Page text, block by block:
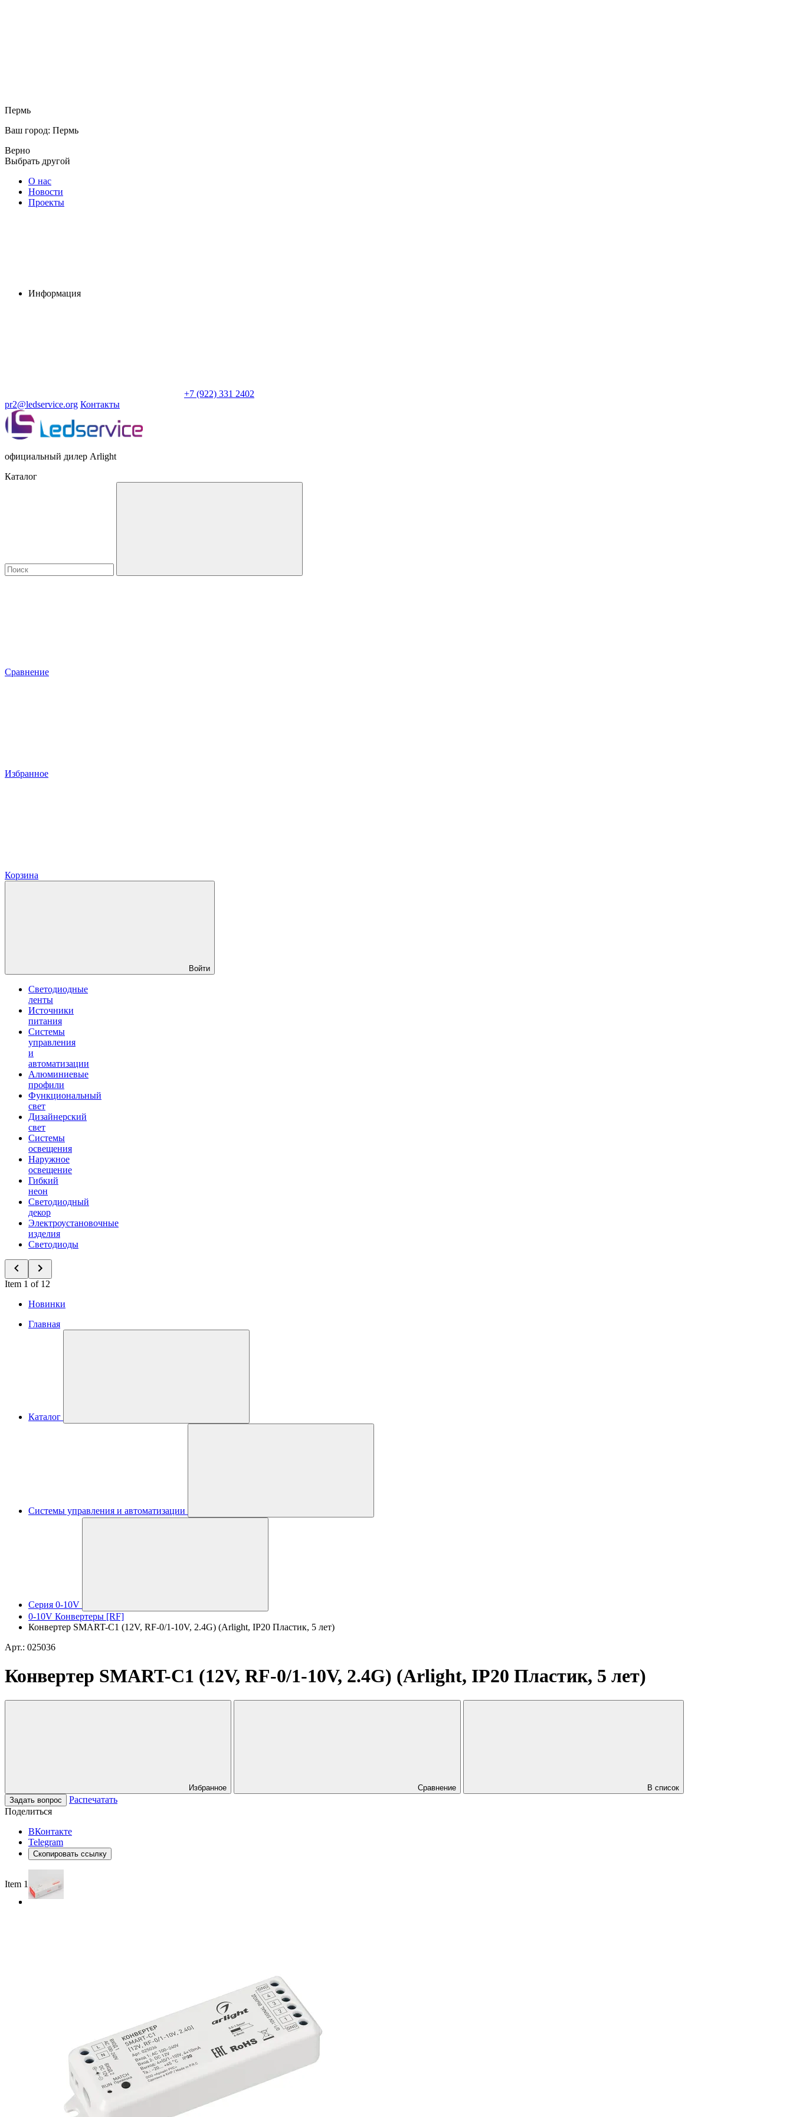
Пермь
Ваш город: Пермь
Верно
Выбрать другой
О нас
Новости
Проекты
Информация
+7 (922) 331 2402
pr2@ledservice.org Контакты
официальный дилер Arlight
Каталог
Сравнение
Избранное
Корзина
Войти
Светодиодные
ленты
Источники
питания
Системы
управления
и
автоматизации
Алюминиевые
профили
Функциональный
свет
Дизайнерский
свет
Системы
освещения
Наружное
освещение
Гибкий
неон
Светодиодный
декор
Электроустановочные
изделия
Светодиоды
Item 1 of 12
Новинки
Главная
Каталог
Системы управления и автоматизации
Серия 0-10V
0-10V Конвертеры [RF]
Конвертер SMART-C1 (12V, RF-0/1-10V, 2.4G) (Arlight, IP20 Пластик, 5 лет)
Арт.: 025036
Конвертер SMART-C1 (12V, RF-0/1-10V, 2.4G) (Arlight, IP20 Пластик, 5 лет)
Избранное Сравнение
В список
Задать вопрос
Распечатать
Поделиться
ВКонтакте
Telegram
Скопировать ссылку
Item 1 of 2